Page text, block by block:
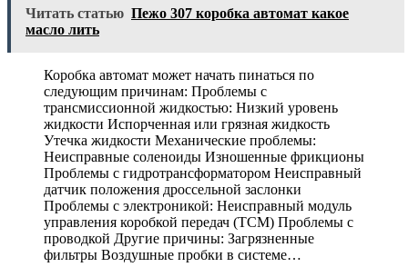
Читать статью Пежо 307 коробка автомат какое
масло лить
Коробка автомат может начать пинаться по
следующим причинам: Проблемы с
трансмиссионной жидкостью: Низкий уровень
жидкости Испорченная или грязная жидкость
Утечка жидкости Механические проблемы:
Неисправные соленоиды Изношенные фрикционы
Проблемы с гидротрансформатором Неисправный
датчик положения дроссельной заслонки
Проблемы с электроникой: Неисправный модуль
управления коробкой передач (TCM) Проблемы с
проводкой Другие причины: Загрязненные
фильтры Воздушные пробки в системе…